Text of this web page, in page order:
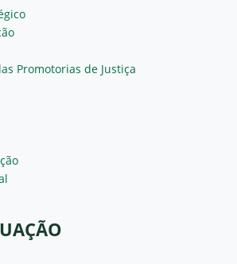
Promotorias de Justiça